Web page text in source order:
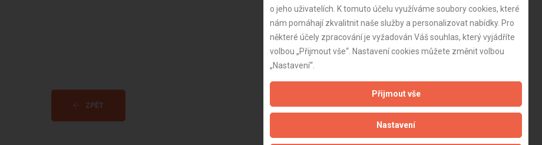
ZPĚT Aktualizováno z portálu ARES dne 02.12.2024 09:00:09
o jeho uživatelích. K tomuto účelu využíváme soubory cookies, které
nám pomáhají zkvalitnit naše služby a personalizovat nabídky. Pro
některé účely zpracování je vyžadován Váš souhlas, který vyjádříte
volbou „Přijmout vše“. Nastavení cookies můžete změnit volbou
„Nastavení“.
Přijmout vše
Nastavení